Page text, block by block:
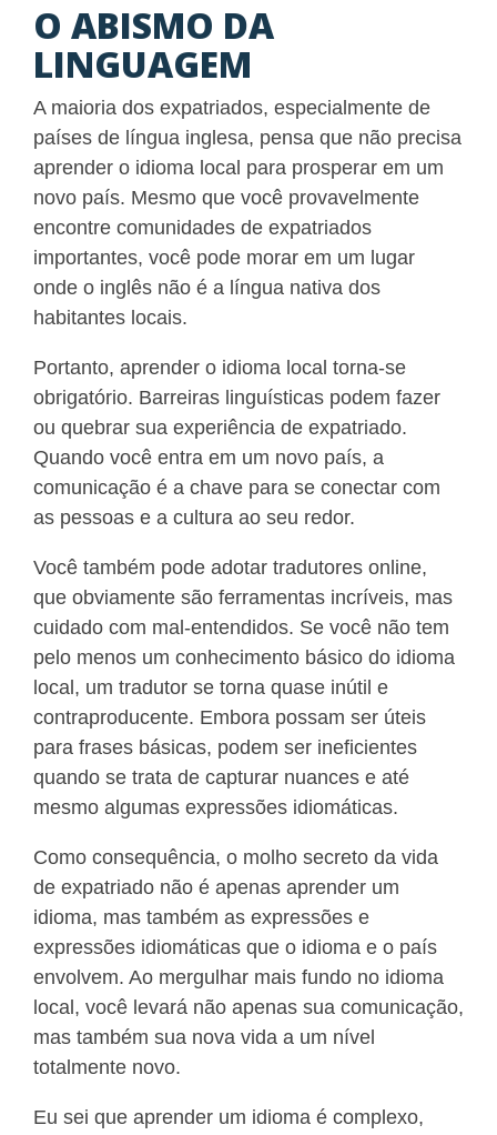
O ABISMO DA
LINGUAGEM
A maioria dos expatriados, especialmente de
países de língua inglesa, pensa que não precisa
aprender o idioma local para prosperar em um
novo país. Mesmo que você provavelmente
encontre comunidades de expatriados
importantes, você pode morar em um lugar
onde o inglês não é a língua nativa dos
habitantes locais.
Portanto, aprender o idioma local torna-se
obrigatório. Barreiras linguísticas podem fazer
ou quebrar sua experiência de expatriado.
Quando você entra em um novo país, a
comunicação é a chave para se conectar com
as pessoas e a cultura ao seu redor.
Você também pode adotar tradutores online,
que obviamente são ferramentas incríveis, mas
cuidado com mal-entendidos. Se você não tem
pelo menos um conhecimento básico do idioma
local, um tradutor se torna quase inútil e
contraproducente. Embora possam ser úteis
para frases básicas, podem ser ineficientes
quando se trata de capturar nuances e até
mesmo algumas expressões idiomáticas.
Como consequência, o molho secreto da vida
de expatriado não é apenas aprender um
idioma, mas também as expressões e
expressões idiomáticas que o idioma e o país
envolvem. Ao mergulhar mais fundo no idioma
local, você levará não apenas sua comunicação,
mas também sua nova vida a um nível
totalmente novo.
Eu sei que aprender um idioma é complexo,